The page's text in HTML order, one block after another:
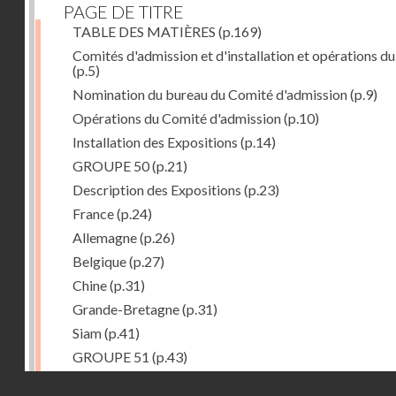
PAGE DE TITRE
TABLE DES MATIÈRES (p.169)
Comités d'admission et d'installation et opérations
(p.5)
Nomination du bureau du Comité d'admission(p.9)
Opérations du Comité d'admission(p.10)
Installation des Expositions (p.14)
GROUPE 50(p.21)
Description des Expositions (p.23)
France(p.24)
Allemagne(p.26)
Belgique(p.27)
Chine(p.31)
Grande-Bretagne(p.31)
Siam(p.41)
GROUPE 51 (p.43)